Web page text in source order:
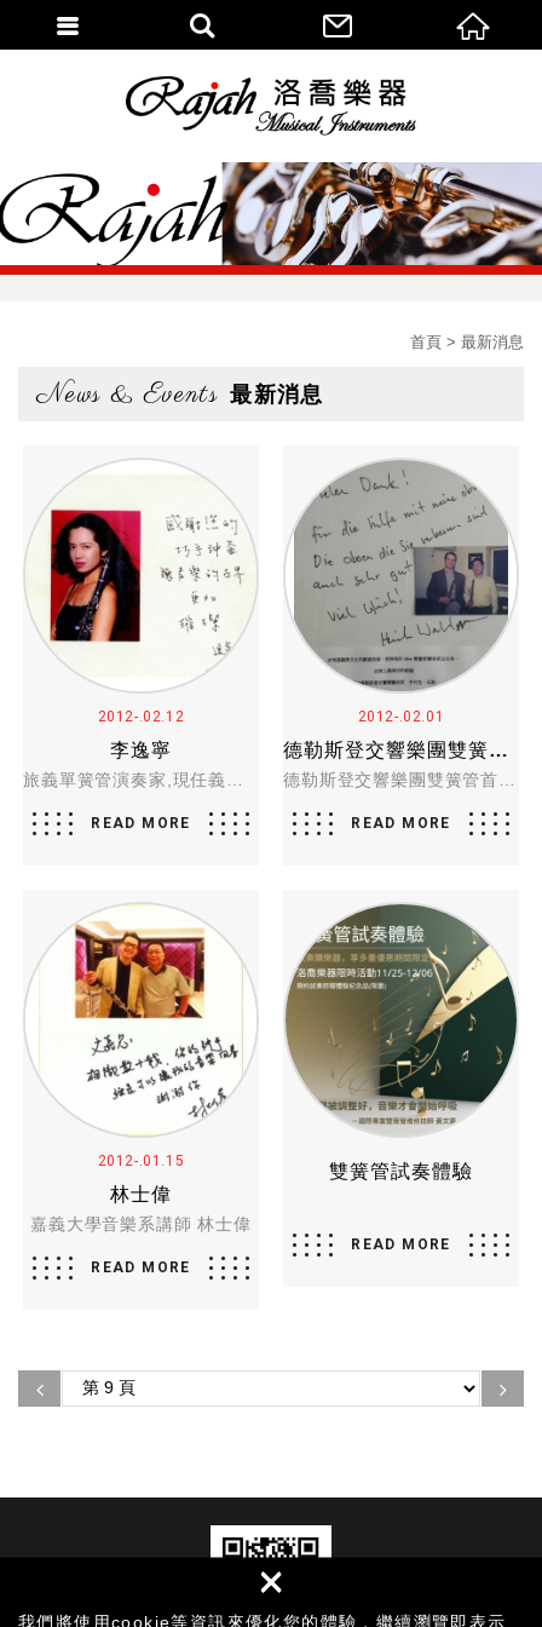
我們將使用cookie等資訊來優化您的體驗，繼續瀏覽即表示
×
首頁 最新消息
News & Events 最新消息
2012-.02.12
李逸寧
READ MORE
2012-.02.01
德勒斯登交響樂團雙簧管首席 亨利克‧瓦根
READ MORE
2012-.01.15
林士偉
嘉義大學音樂系講師 林士偉
READ MORE
雙簧管試奏體驗
READ MORE